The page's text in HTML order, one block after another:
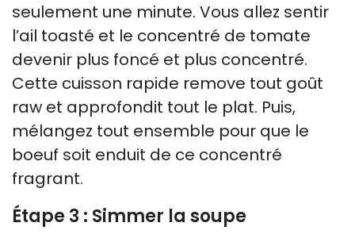
seulement une minute. Vous allez sentir
l’ail toasté et le concentré de tomate
devenir plus foncé et plus concentré.
Cette cuisson rapide remove tout goût
raw et approfondit tout le plat. Puis,
mélangez tout ensemble pour que le
boeuf soit enduit de ce concentré
fragrant.
Étape 3 : Simmer la soupe